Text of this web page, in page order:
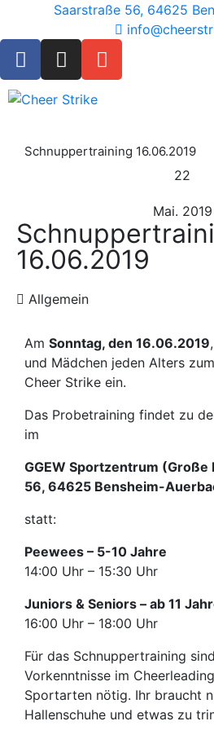
Saarstraße 56, 64625
Schnuppertraining 16.06.2019
22
Mai. 2019
16.06.2019
Allgemein
Am Sonntag, den 16.06.2019
und Mädchen jeden Alters
Cheer Strike ein.
Das Probetraining findet zu
im
GGEW Sportzentrum (Große
56, 64625 Bensheim-
statt:
Peewees – 5-10 Jahre
14:00 Uhr – 15:30 Uhr
Juniors & Seniors – ab 11
16:00 Uhr – 18:00 Uhr
Für das Schnuppertraining
Vorkenntnisse im
Sportarten nötig. Ihr braucht
Hallenschuhe und etwas zu